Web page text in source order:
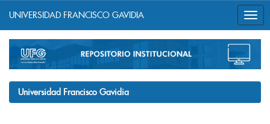
navigation
UNIVERSIDAD FRANCISCO GAVIDIA
Universidad Francisco Gavidia